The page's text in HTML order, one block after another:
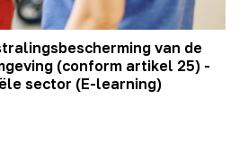
van de
(conform artikel 25) -
sector (E-learning)